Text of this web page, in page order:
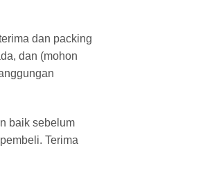
dan packing
dan (mohon
baik sebelum
Terima